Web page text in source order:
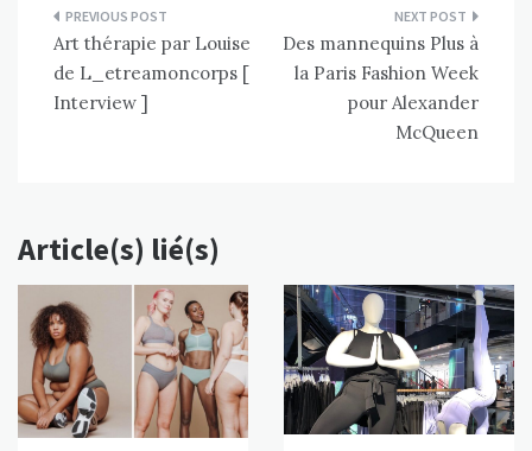
Navigation
de
l’article
Art thérapie par Louise
de L_etreamoncorps [
Interview ]
Des mannequins Plus à
la Paris Fashion Week
pour Alexander
McQueen
Article(s) lié(s)